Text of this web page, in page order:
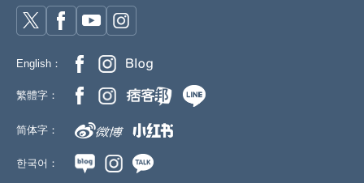
English：
繁體字：
简体字：
한국어：